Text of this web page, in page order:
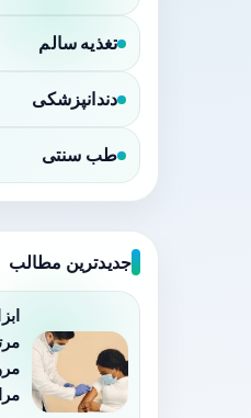
تغذیه سالم
دندانپزشکی
طب سنتی
جدیدترین مطالب